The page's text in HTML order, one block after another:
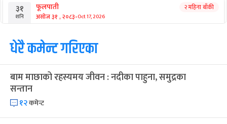
३१
शनि
फूलपाती
असोज ३१ , २०८३-Oct 17, 2026
२ महिना बाँकी
१
आइत
कार्तिक सङ्क्रान्ति
कार्तिक १, २०८३-Oct 18, 2026
३
मंगल
महानवमी २ महिना बाँकी
४
धेरै कमेन्ट गरिएका
बाम माछाको रहस्यमय जीवन : नदीका पाहुना, समुद्रका
सन्तान
१२कमेन्ट